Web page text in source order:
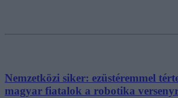
Nemzetközi siker: ezüstéremmel
magyar fiatalok a robotika